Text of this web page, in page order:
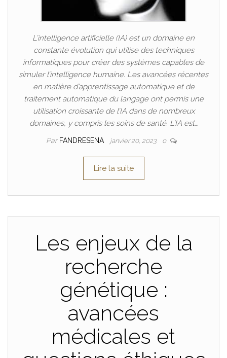
L’intelligence artificielle (IA) est un domaine en
constante évolution qui utilise des techniques
informatiques pour créer des systèmes capables de
simuler l’intelligence humaine. Les avancées récentes
en matière d’apprentissage automatique et de
traitement automatique du langage ont permis une
utilisation croissante de l’IA dans de nombreux
domaines, y compris les soins de santé. L’IA est…
Par FANDRESENA janvier 20, 2023 0
Lire la suite
Les enjeux de la
recherche
génétique :
avancées
médicales et